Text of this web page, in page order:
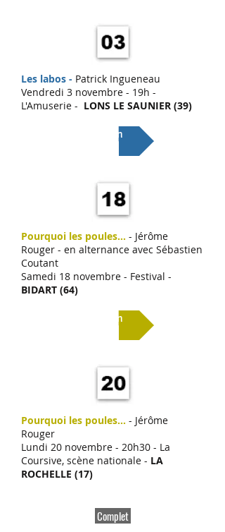
Les labos - Patrick Ingueneau
Vendredi 3 novembre - 19h -
L'Amuserie - LONS LE SAUNIER (39)
Lien
Pourquoi les poules... - Jérôme
Rouger - en alternance avec Sébastien
Coutant
Samedi 18 novembre - Festival -
BIDART (64)
Lien
Pourquoi les poules... - Jérôme
Rouger
Lundi 20 novembre - 20h30 - La
Coursive, scène nationale - LA
ROCHELLE (17)
Complet